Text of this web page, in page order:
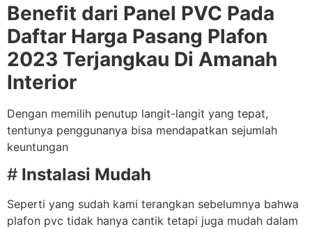
Benefit dari Panel PVC Pada
Daftar Harga Pasang Plafon
2023 Terjangkau Di Amanah
Interior
Dengan memilih penutup langit-langit yang tepat,
tentunya penggunanya bisa mendapatkan sejumlah
keuntungan
# Instalasi Mudah
Seperti yang sudah kami terangkan sebelumnya bahwa
plafon pvc tidak hanya cantik tetapi juga mudah dalam